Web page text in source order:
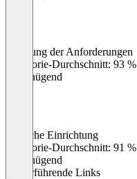
Erfüllung der Anforderungen
Kategorie-Durchschnitt: 93 %
Ungenügend
Einfache Einrichtung
Kategorie-Durchschnitt: 91 %
Ungenügend
Weiterführende Links